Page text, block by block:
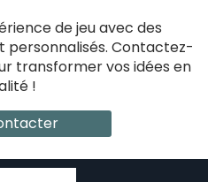
de jeu avec des
personnalisés. Contactez-
transformer vos idées en
!